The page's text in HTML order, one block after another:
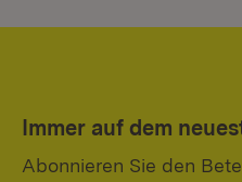
Immer auf dem
Abonnieren Sie den